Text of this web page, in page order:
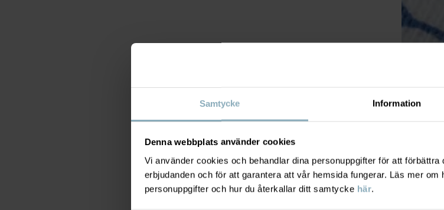
Samtycke Information
Denna webbplats använder cookies
Vi använder cookies och behandlar dina personuppgifter för att
erbjudanden och för att garantera att vår hemsida fungerar. Läs mer
personuppgifter och hur du återkallar ditt samtycke här.